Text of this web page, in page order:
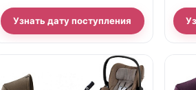
Узнать дату поступления